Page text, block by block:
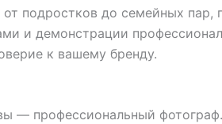
подростков до семейных пар,
и демонстрации
к вашему бренду.
— профессиональный